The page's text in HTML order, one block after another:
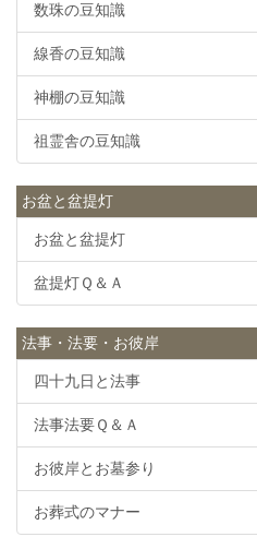
数珠の豆知識
線香の豆知識
神棚の豆知識
祖霊舎の豆知識
お盆と盆提灯
お盆と盆提灯
盆提灯Ｑ＆Ａ
法事・法要・お彼岸
四十九日と法事
法事法要Ｑ＆Ａ
お彼岸とお墓参り
お葬式のマナー